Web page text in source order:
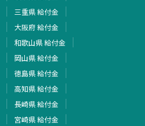
三重県 給付金
大阪府 給付金
和歌山県 給付金
岡山県 給付金
徳島県 給付金
高知県 給付金
長崎県 給付金
宮崎県 給付金